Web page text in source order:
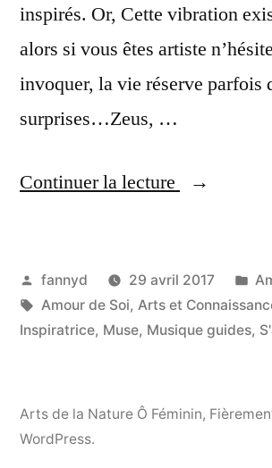
inspirés. Or, Cette vibration
alors si vous êtes artiste
invoquer, la vie réserve parfois
surprises…Zeus, …
Continuer la lecture « Les 9
Publié
par
fannyd 29 avril 2017
Étiquettes :
Amour de Soi, Arts et
Inspiratrice, Muse, Musique guides,
Arts de la Nature Ô Féminin,
WordPress.